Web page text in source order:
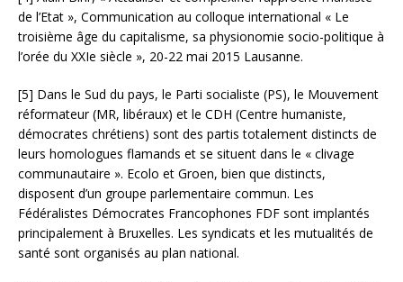
de l’Etat », Communication au colloque international « Le
troisième âge du capitalisme, sa physionomie socio-politique à
l’orée du XXIe siècle », 20-22 mai 2015 Lausanne.
[5] Dans le Sud du pays, le Parti socialiste (PS), le Mouvement
réformateur (MR, libéraux) et le CDH (Centre humaniste,
démocrates chrétiens) sont des partis totalement distincts de
leurs homologues flamands et se situent dans le « clivage
communautaire ». Ecolo et Groen, bien que distincts,
disposent d’un groupe parlementaire commun. Les
Fédéralistes Démocrates Francophones FDF sont implantés
principalement à Bruxelles. Les syndicats et les mutualités de
santé sont organisés au plan national.